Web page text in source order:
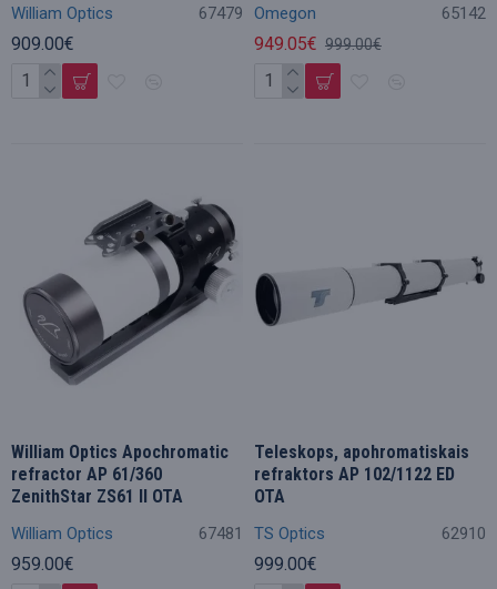
William Optics 67479
909.00€
Omegon 65142
949.05€ 999.00€
William Optics 67481
William Optics Apochromatic
refractor AP 61/360
ZenithStar ZS61 II OTA
959.00€
TS Optics 62910
Teleskops, apohromatiskais
refraktors AP 102/1122 ED
OTA
999.00€